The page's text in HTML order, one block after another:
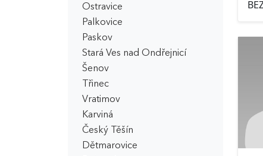
Ostravice
Palkovice
Paskov
Stará Ves nad Ondřejnicí
Šenov
Třinec
Vratimov
Karviná
Český Těšín
Dětmarovice